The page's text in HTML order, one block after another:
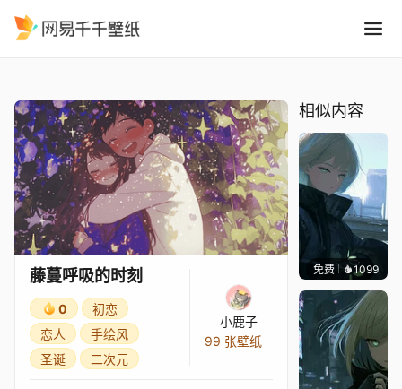
藤蔓呼吸的时刻
0
初恋
恋人
手绘风
圣诞
二次元
小鹿子
99 张壁纸
相似内容
免费 1099辰东